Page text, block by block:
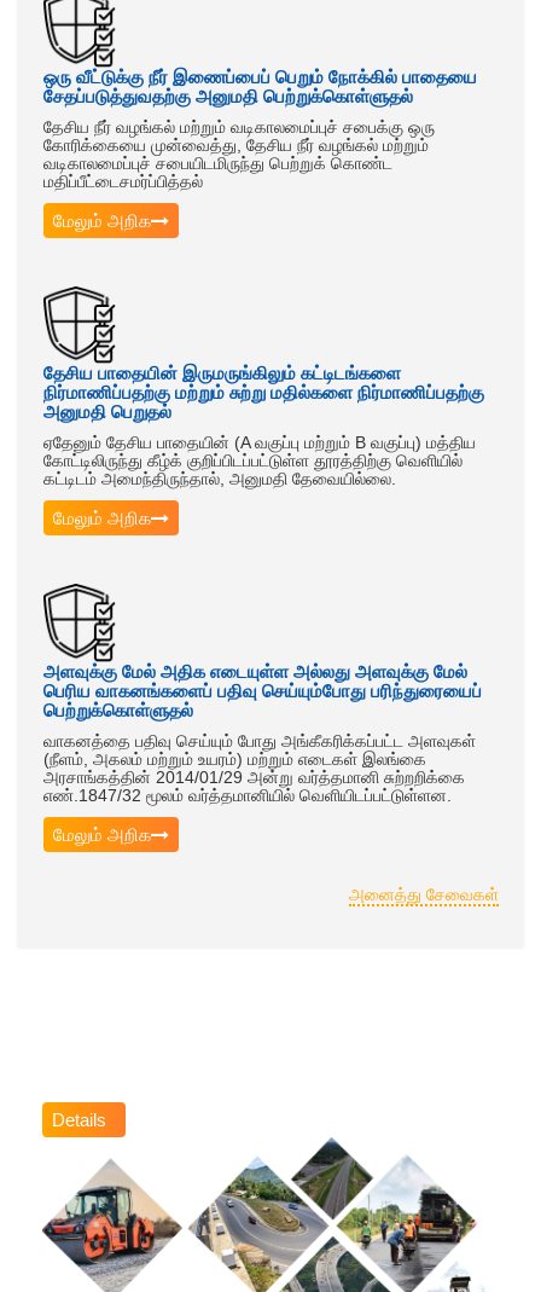
ஒரு வீட்டுக்கு நீர் இணைப்பைப் பெறும் நோக்கில் பாதையை
சேதப்படுத்துவதற்கு அனுமதி பெற்றுக்கொள்ளுதல்
தேசிய நீர் வழங்கல் மற்றும் வடிகாலமைப்புச் சபைக்கு ஒரு
கோரிக்கையை முன்வைத்து, தேசிய நீர் வழங்கல் மற்றும்
வடிகாலமைப்புச் சபையிடமிருந்து பெற்றுக் கொண்ட
மதிப்பீட்டைசமர்ப்பித்தல்
மேலும் அறிக
தேசிய பாதையின் இருமருங்கிலும் கட்டிடங்களை
நிர்மாணிப்பதற்கு மற்றும் சுற்று மதில்களை நிர்மாணிப்பதற்கு
அனுமதி பெறுதல்
ஏதேனும் தேசிய பாதையின் (A வகுப்பு மற்றும் B வகுப்பு) மத்திய
கோட்டிலிருந்து கீழ்க் குறிப்பிடப்பட்டுள்ள தூரத்திற்கு வெளியில்
கட்டிடம் அமைந்திருந்தால், அனுமதி தேவையில்லை.
மேலும் அறிக
அளவுக்கு மேல் அதிக எடையுள்ள அல்லது அளவுக்கு மேல்
பெரிய வாகனங்களைப் பதிவு செய்யும்போது பரிந்துரையைப்
பெற்றுக்கொள்ளுதல்
வாகனத்தை பதிவு செய்யும் போது அங்கீகரிக்கப்பட்ட அளவுகள்
(நீளம், அகலம் மற்றும் உயரம்) மற்றும் எடைகள் இலங்கை
அரசாங்கத்தின் 2014/01/29 அன்று வர்த்தமானி சுற்றறிக்கை
எண்.1847/32 மூலம் வர்த்தமானியில் வெளியிடப்பட்டுள்ளன.
மேலும் அறிக
அனைத்து சேவைகள்
Details